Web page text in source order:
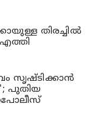
തിരച്ചില്‍
സൃഷ്ടിക്കാന്‍